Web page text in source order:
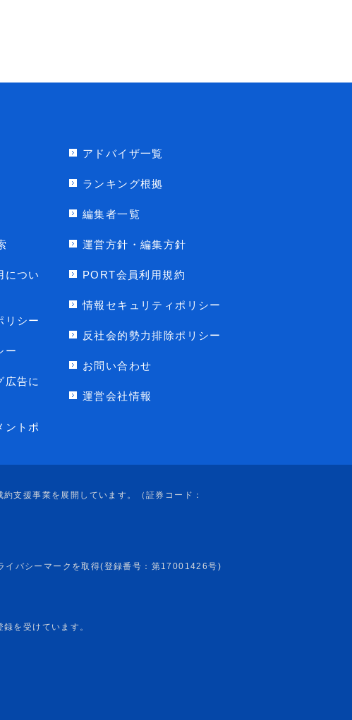
につい
リシー
ー
広告に
ントポ
アドバイザ一覧
ランキング根拠
編集者一覧
運営方針・編集方針
PORT会員利用規約
情報セキュリティポリシー
反社会的勢力排除ポリシー
お問い合わせ
運営会社情報
を受けています。